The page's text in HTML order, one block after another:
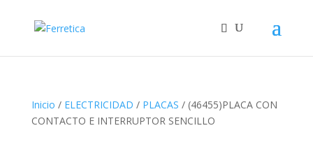
Inicio / ELECTRICIDAD / PLACAS / (46455)PLACA CON
CONTACTO E INTERRUPTOR SENCILLO